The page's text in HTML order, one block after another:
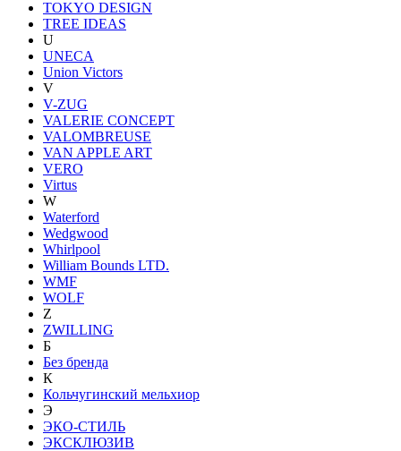
TOKYO DESIGN
TREE IDEAS
U
UNECA
Union Victors
V
V-ZUG
VALERIE CONCEPT
VALOMBREUSE
VAN APPLE ART
VERO
Virtus
W
Waterford
Wedgwood
Whirlpool
William Bounds LTD.
WMF
WOLF
Z
ZWILLING
Б
Без бренда
К
Кольчугинский мельхиор
Э
ЭКО-СТИЛЬ
ЭКСКЛЮЗИВ